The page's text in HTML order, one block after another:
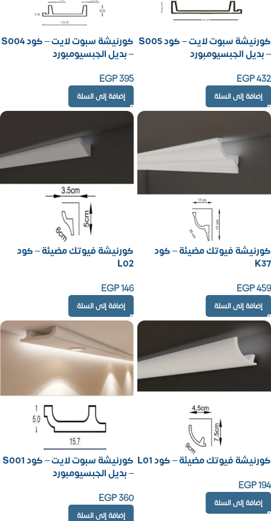
كورنيشة سبوت لايت – كود S005
– بديل الجبسيومبورد
EGP432
إضافة إلى السلة
كورنيشة سبوت لايت – كود S004
– بديل الجبسيومبورد
EGP395
إضافة إلى السلة
كورنيشة فيوتك مضيئة – كود
K37
EGP459
إضافة إلى السلة
كورنيشة فيوتك مضيئة – كود
L02
EGP146
إضافة إلى السلة
كورنيشة فيوتك مضيئة – كود L01
EGP194
إضافة إلى السلة
كورنيشة سبوت لايت – كود S001
– بديل الجبسيومبورد
EGP360
إضافة إلى السلة